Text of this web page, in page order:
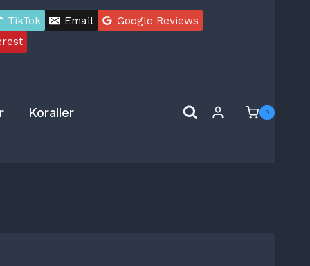
TikTok Email
Google Reviews
Koraller 0
Brons
mängd